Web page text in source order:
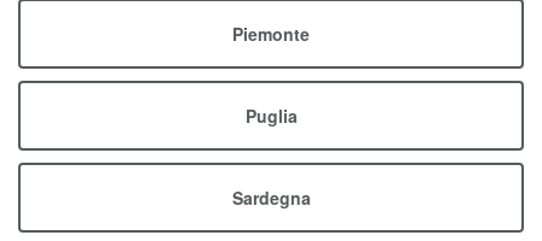
Piemonte
Puglia
Sardegna